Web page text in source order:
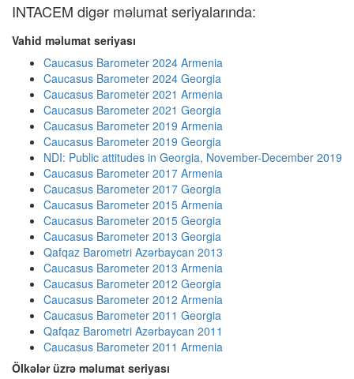
INTACEM digər məlumat seriyalarında:
Vahid məlumat seriyası
Caucasus Barometer 2024 Armenia
Caucasus Barometer 2024 Georgia
Caucasus Barometer 2021 Armenia
Caucasus Barometer 2021 Georgia
Caucasus Barometer 2019 Armenia
Caucasus Barometer 2019 Georgia
NDI: Public attitudes in Georgia, November-December 2019
Caucasus Barometer 2017 Armenia
Caucasus Barometer 2017 Georgia
Caucasus Barometer 2015 Armenia
Caucasus Barometer 2015 Georgia
Caucasus Barometer 2013 Georgia
Qafqaz Barometri Azərbaycan 2013
Caucasus Barometer 2013 Armenia
Caucasus Barometer 2012 Georgia
Caucasus Barometer 2012 Armenia
Caucasus Barometer 2011 Georgia
Qafqaz Barometri Azərbaycan 2011
Caucasus Barometer 2011 Armenia
Ölkələr üzrə məlumat seriyası